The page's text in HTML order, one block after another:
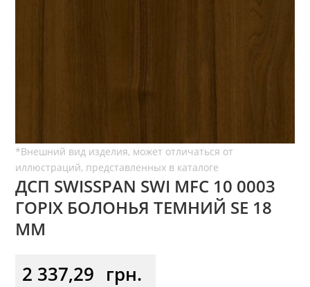
ДСП SWISSPAN SWI MFC 10 0003
ГОРІХ БОЛОНЬЯ ТЕМНИЙ SE 18
ММ
2 337,29 грн.